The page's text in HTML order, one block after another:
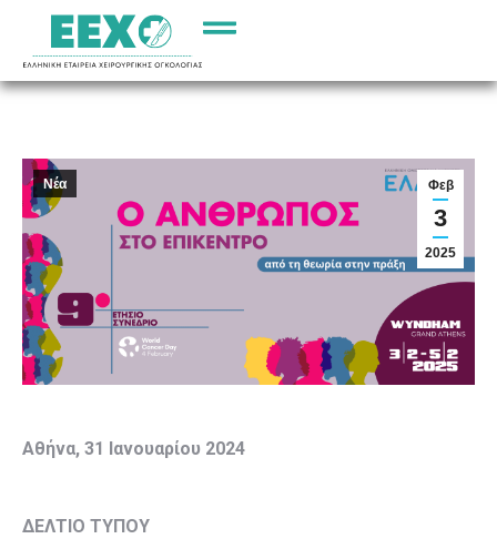
Φεβ
3
2025
Νέα
Αθήνα, 31 Ιανουαρίου 2024
ΔΕΛΤΙΟ ΤΥΠΟΥ